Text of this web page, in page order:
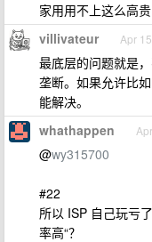
家用用不上这么高贵
villivateur Apr
最底层的问题就是
垄断。如果允许比
能解决。
whathappen
@wy315700
#22
所以 ISP 自己玩亏
率高“？